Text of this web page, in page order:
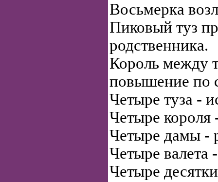
Восьмерка
Пиковый туз
родственника.
Король между
повышение по
Четыре туза -
Четыре
Четыре дамы -
Четыре валета
Четыре